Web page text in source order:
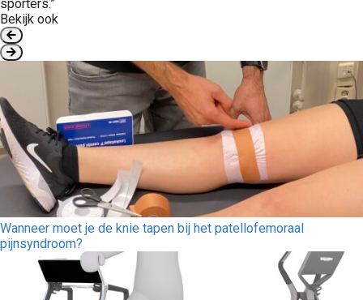
sporters.”
Bekijk ook
Wanneer moet je de knie tapen bij het patellofemoraal
pijnsyndroom?